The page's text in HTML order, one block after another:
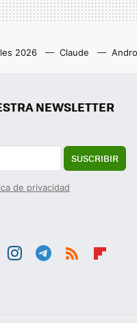
2026 Claude
NEWSLETTER
SUSCRIBIR
de privacidad